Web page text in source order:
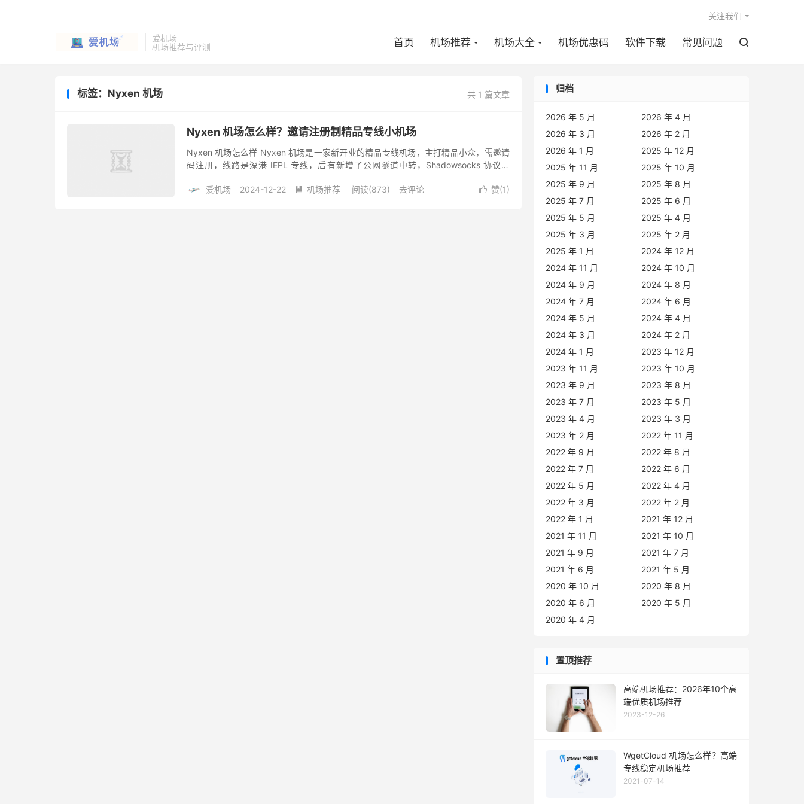
爱机场
机场推荐与评测
首页 机场推荐 机场大全 机场优惠码 软件下载 常见问题 
关注我们
共 1 篇文章
标签：Nyxen 机场
Nyxen 机场怎么样？邀请注册制精品专线小机场
Nyxen 机场怎么样 Nyxen 机场是一家新开业的精品专线机场，主打精品小众，需邀请
码注册，线路是深港 IEPL 专线，后有新增了公网隧道中转，Shadowsocks 协议。
 赞(1)
爱机场 2024-12-22  机场推荐 阅读(873) 去评论
归档
2026 年 5 月
2026 年 4 月
2026 年 3 月
2026 年 2 月
2026 年 1 月
2025 年 12 月
2025 年 11 月
2025 年 10 月
2025 年 9 月
2025 年 8 月
2025 年 7 月
2025 年 6 月
2025 年 5 月
2025 年 4 月
2025 年 3 月
2025 年 2 月
2025 年 1 月
2024 年 12 月
2024 年 11 月
2024 年 10 月
2024 年 9 月
2024 年 8 月
2024 年 7 月
2024 年 6 月
2024 年 5 月
2024 年 4 月
2024 年 3 月
2024 年 2 月
2024 年 1 月
2023 年 12 月
2023 年 11 月
2023 年 10 月
2023 年 9 月
2023 年 8 月
2023 年 7 月
2023 年 5 月
2023 年 4 月
2023 年 3 月
2023 年 2 月
2022 年 11 月
2022 年 9 月
2022 年 8 月
2022 年 7 月
2022 年 6 月
2022 年 5 月
2022 年 4 月
2022 年 3 月
2022 年 2 月
2022 年 1 月
2021 年 12 月
2021 年 11 月
2021 年 10 月
2021 年 9 月
2021 年 7 月
2021 年 6 月
2021 年 5 月
2020 年 10 月
2020 年 8 月
2020 年 6 月
2020 年 5 月
2020 年 4 月
置顶推荐
高端机场推荐：2026年10个高
端优质机场推荐
2023-12-26
WgetCloud 机场怎么样？高端
专线稳定机场推荐
2021-07-14